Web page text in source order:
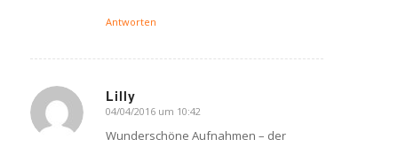
Antworten
Lilly
says:
04/04/2016 um 10:42
Wunderschöne Aufnahmen – der